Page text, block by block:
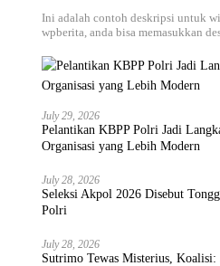
Ini adalah contoh deskripsi untuk
wpberita, anda bisa memasukkan
July 29, 2026
Pelantikan KBPP Polri Jadi
Organisasi yang Lebih Modern
July 28, 2026
Seleksi Akpol 2026 Disebut
Polri
July 28, 2026
Sutrimo Tewas Misterius, Koalisi: